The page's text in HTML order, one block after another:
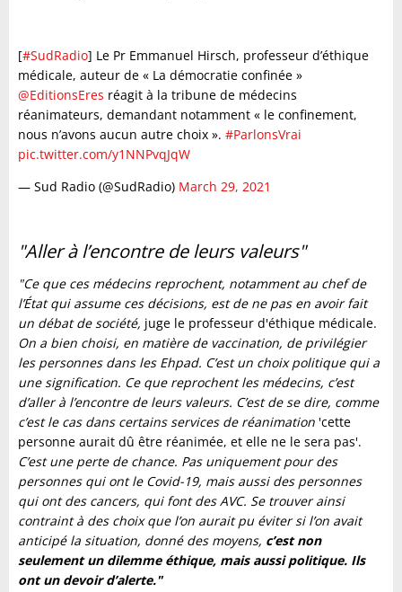
[#SudRadio] Le Pr Emmanuel Hirsch, professeur d’éthique
médicale, auteur de « La démocratie confinée »
@EditionsEres réagit à la tribune de médecins
réanimateurs, demandant notamment « le confinement,
nous n’avons aucun autre choix ». #ParlonsVrai
pic.twitter.com/y1NNPvqJqW
— Sud Radio (@SudRadio) March 29, 2021
"Aller à l’encontre de leurs valeurs"
"Ce que ces médecins reprochent, notamment au chef de
l’État qui assume ces décisions, est de ne pas en avoir fait
un débat de société, juge le professeur d'éthique médicale.
On a bien choisi, en matière de vaccination, de privilégier
les personnes dans les Ehpad. C’est un choix politique qui a
une signification. Ce que reprochent les médecins, c’est
d’aller à l’encontre de leurs valeurs. C’est de se dire, comme
c’est le cas dans certains services de réanimation 'cette
personne aurait dû être réanimée, et elle ne le sera pas'.
C’est une perte de chance. Pas uniquement pour des
personnes qui ont le Covid-19, mais aussi des personnes
qui ont des cancers, qui font des AVC. Se trouver ainsi
contraint à des choix que l’on aurait pu éviter si l’on avait
anticipé la situation, donné des moyens, c’est non
seulement un dilemme éthique, mais aussi politique. Ils
ont un devoir d’alerte."